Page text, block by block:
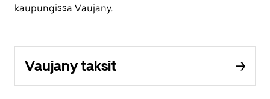
kaupungissa Vaujany.
Vaujany taksit